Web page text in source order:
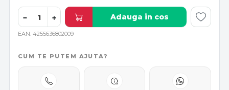
EAN 4255636802009
− + Adauga in cos
CUM TE PUTEM AJUTA?